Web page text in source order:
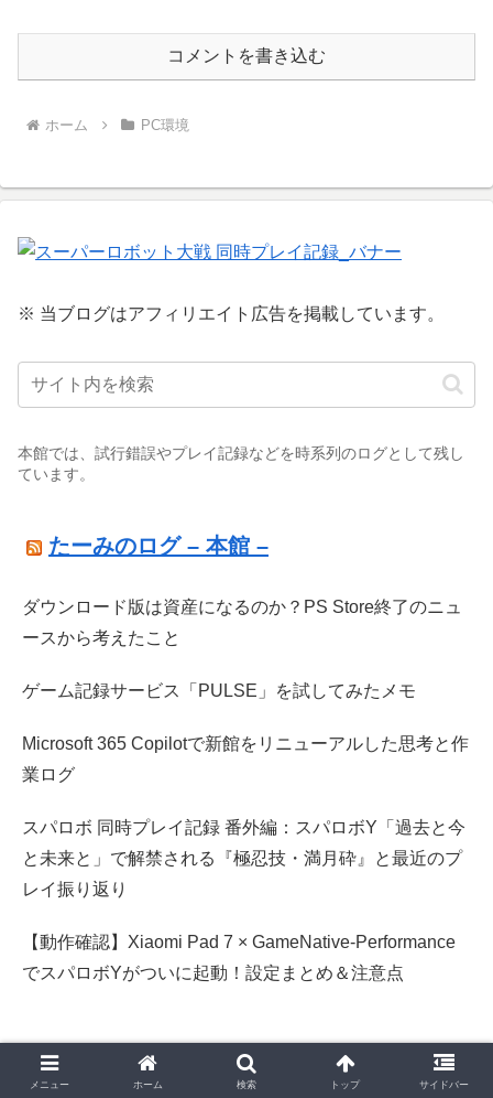
コメントを書き込む
ホーム PC環境
※ 当ブログはアフィリエイト広告を掲載しています。
本館では、試行錯誤やプレイ記録などを時系列のログとして残し
ています。
たーみのログ – 本館 –
ダウンロード版は資産になるのか？PS Store終了のニュ
ースから考えたこと
ゲーム記録サービス「PULSE」を試してみたメモ
Microsoft 365 Copilotで新館をリニューアルした思考と作
業ログ
スパロボ 同時プレイ記録 番外編：スパロボY「過去と今
と未来と」で解禁される『極忍技・満月砕』と最近のプ
レイ振り返り
【動作確認】Xiaomi Pad 7 × GameNative-Performance
でスパロボYがついに起動！設定まとめ＆注意点
人気記事 たーみのログ – 新館 – Last Year
メニュー ホーム 検索 トップ サイドバー